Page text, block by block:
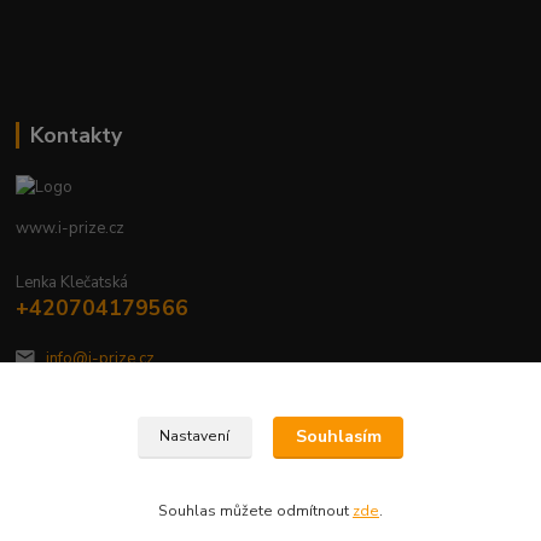
Kontakty
www.i-prize.cz
Lenka Klečatská
+420704179566
info@i-prize.cz
Nastavení Souhlasím
Souhlas můžete odmítnout zde.